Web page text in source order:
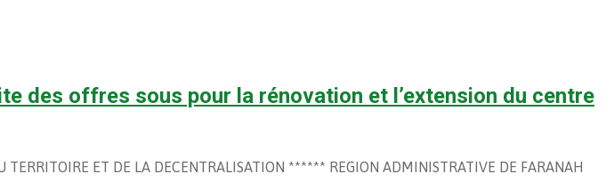
des offres sous pour la rénovation et l’extension du centre
ET DE LA DECENTRALISATION ****** REGION ADMINISTRATIVE DE FARANAH